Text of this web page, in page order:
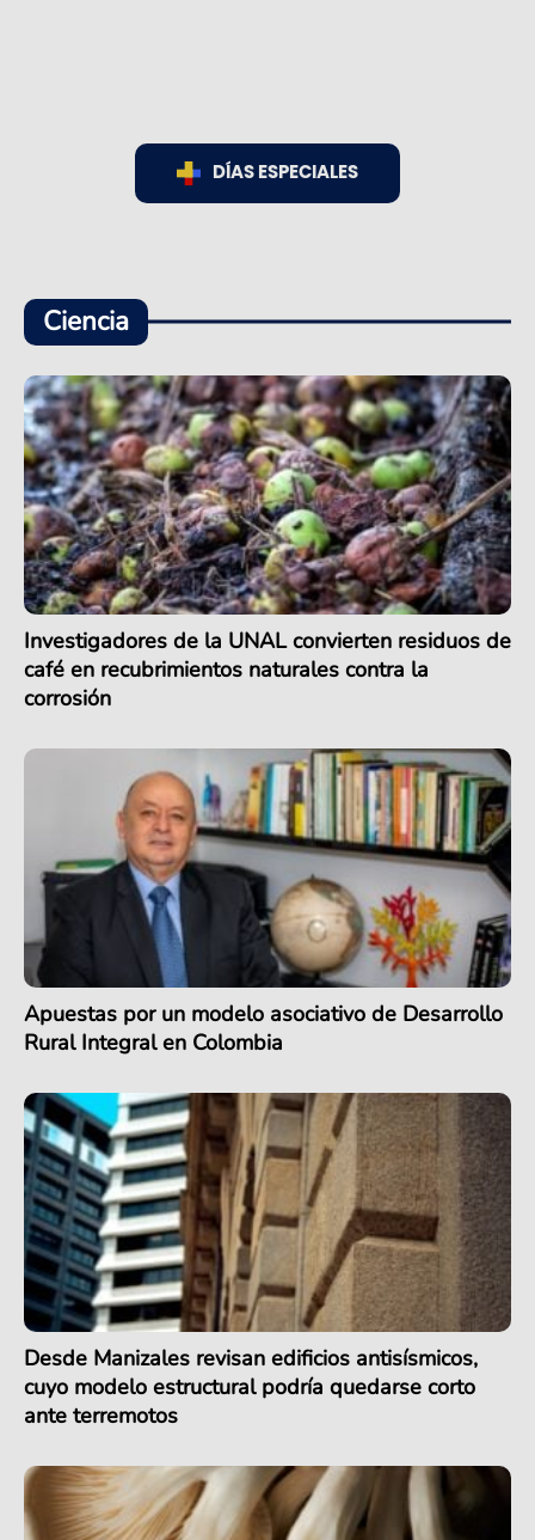
DÍAS ESPECIALES
Ciencia
Investigadores de la UNAL convierten residuos de
café en recubrimientos naturales contra la
corrosión
Apuestas por un modelo asociativo de Desarrollo
Rural Integral en Colombia
Desde Manizales revisan edificios antisísmicos,
cuyo modelo estructural podría quedarse corto
ante terremotos